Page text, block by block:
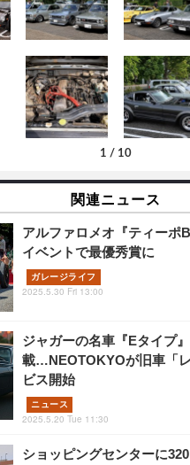
1 / 10
関連ニュース
アルファロメオ『ティーポ
イベントで最優秀賞に
ガレージライフ
2025.5.30 Fri 13:00
ジャガーの名車『Eタイプ
載…NEOTOKYOが旧車「
ビス開始
ニュース
2025.5.20 Tue 11:30
ショッピングセンターに